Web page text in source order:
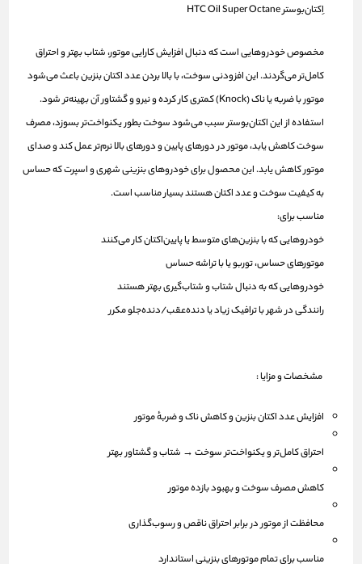
اِکتان‌بوستر HTC Oil Super Octane
مخصوص خودروهایی است که دنبال افزایش کارایی موتور، شتاب بهتر و احتراق
کامل‌تر می‌گردند. این افزودنی سوخت، با بالا بردن عدد اکتان بنزین باعث می‌شود
موتور با ضربه یا ناک (Knock) کمتری کار کرده و نیرو و گشتاور آن بهینه‌تر شود.
استفاده از این اکتان‌بوستر سبب می‌شود سوخت بطور یکنواخت‌تر بسوزد، مصرف
سوخت کاهش یابد، موتور در دورهای پایین و دورهای بالا نرم‌تر عمل کند و صدای
موتور کاهش یابد. این محصول برای خودروهای بنزینی شهری و اسپرت که حساس
به کیفیت سوخت و عدد اکتان هستند بسیار مناسب است.
مناسب برای:
خودروهایی که با بنزین‌های متوسط یا پایین‌اکتان کار می‌کنند
موتورهای حساس، توربو یا با تراشه حساس
خودروهایی که به دنبال شتاب و شتاب‌گیری بهتر هستند
رانندگی در شهر با ترافیک زیاد یا دنده‌عقب/دنده‌جلو مکرر
مشخصات و مزایا :
افزایش عدد اکتان بنزین و کاهش ناک و ضربهٔ موتور
احتراق کامل‌تر و یکنواخت‌تر سوخت → شتاب و گشتاور بهتر
کاهش مصرف سوخت و بهبود بازده موتور
محافظت از موتور در برابر احتراق ناقص و رسوب‌گذاری
مناسب برای تمام موتورهای بنزینی استاندارد